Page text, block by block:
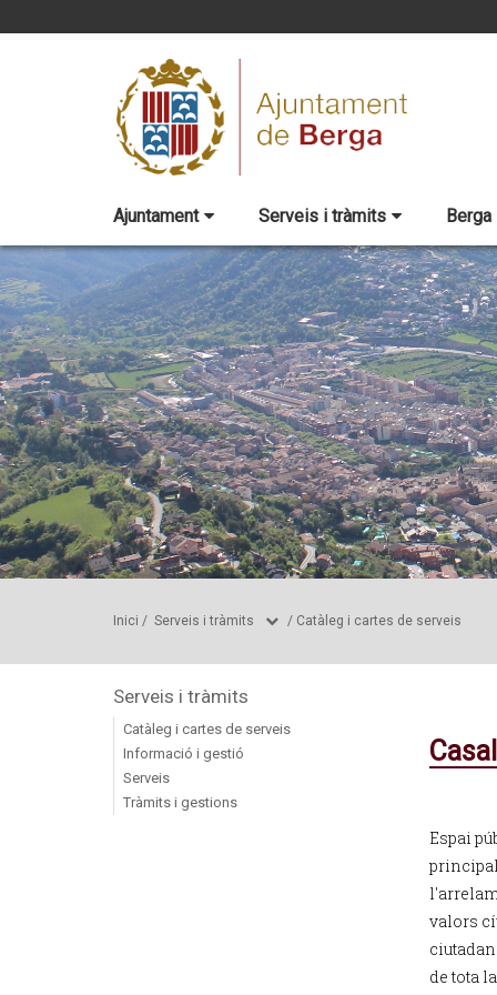
Ajuntament Serveis i tràmits Berga
Inici / Serveis i tràmits / Catàleg i cartes de serveis
Serveis i tràmits
Catàleg i cartes de serveis
Informació i gestió
Serveis
Tràmits i gestions
Espai
valors
de tota